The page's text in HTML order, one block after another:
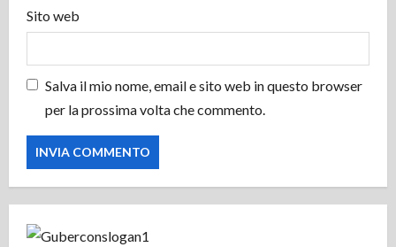
o
Sito web
Salva il mio nome, email e sito web in questo browser
per la prossima volta che commento.